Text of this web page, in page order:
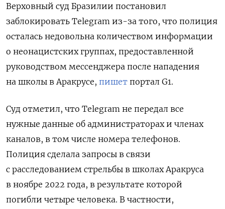
Верховный суд Бразилии постановил
заблокировать Telegram из-за того, что полиция
осталась недовольна количеством информации
о неонацистских группах, предоставленной
руководством мессенджера после нападения
на школы в Аракрусе, пишет портал G1.
Суд отметил, что Telegram не передал все
нужные данные об администраторах и членах
каналов, в том числе номера телефонов.
Полиция сделала запросы в связи
с расследованием стрельбы в школах Аракруса
в ноябре 2022 года, в результате которой
погибли четыре человека. В частности,